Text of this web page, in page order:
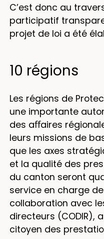
C’est donc au
participatif
projet de loi a été
10 régions
Les régions de
une importante
des aﬀaires
leurs missions de
que les axes
et la qualité des
du canton seront
service en charge
collaboration avec
directeurs (CODIR),
citoyen des